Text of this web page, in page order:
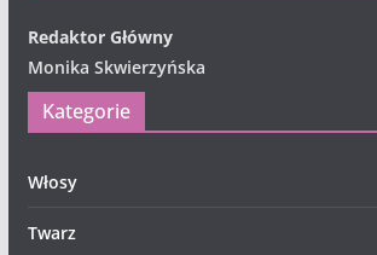
Redaktor Główny
Monika Skwierzyńska
Kategorie
Włosy
Twarz